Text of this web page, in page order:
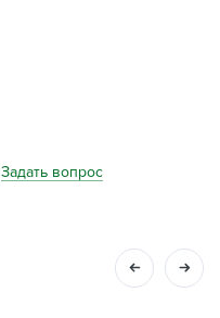
Задать вопрос